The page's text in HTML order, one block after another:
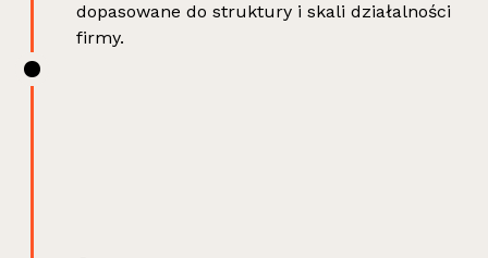
dopasowane do struktury i skali działalności
firmy.